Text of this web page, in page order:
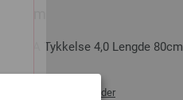
80cm
Tykkelse 4,0 Lengde 80cm
og ev importkostnader